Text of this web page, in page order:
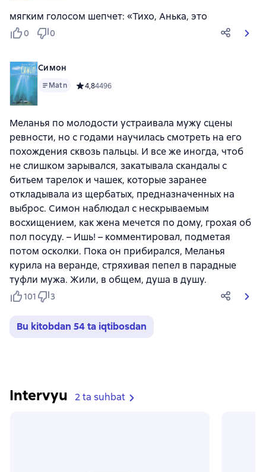
мягким голосом шепчет: «Тихо, Анька, это
0 0
Симон
Matn Средний рейтинг 4,8 на основе 4496 оценок
4,84496
Меланья по молодости устраивала мужу сцены
ревности, но с годами научилась смотреть на его
похождения сквозь пальцы. И все же иногда, чтоб
не слишком зарывался, закатывала скандалы с
битьем тарелок и чашек, которые заранее
откладывала из щербатых, предназначенных на
выброс. Симон наблюдал с нескрываемым
восхищением, как жена мечется по дому, грохая об
пол посуду. – Ишь! – комментировал, подметая
потом осколки. Пока он прибирался, Меланья
курила на веранде, стряхивая пепел в парадные
туфли мужа. Жили, в общем, душа в душу.
101 3
Bu kitobdan 54 ta iqtibosdan
Intervyu 2 ta suhbat